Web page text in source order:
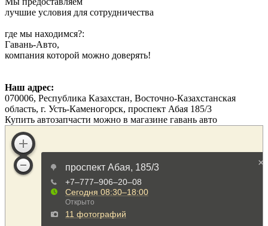
лучшие условия для сотрудничества
где мы находимся?:
Гавань-Авто,
компания которой можно доверять!
Наш адрес:
070006, Республика Казахстан, Восточно-Казахстанская
область, г. Усть-Каменогорск, проспект Абая 185/3
Купить автозапчасти можно в магазине гавань авто